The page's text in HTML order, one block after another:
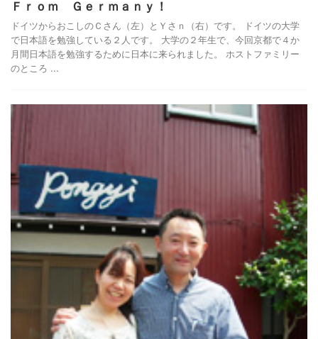
Ｆｒｏｍ Ｇｅｒｍａｎｙ！
ドイツからおこしのＣさん（左）とＹさｎ（右）です。 ドイツの大学
で日本語を勉強している２人です。 大学の２年生で、今回京都で４か
月間日本語を勉強するために日本に来られました。 ホストファミリー
のところ ...